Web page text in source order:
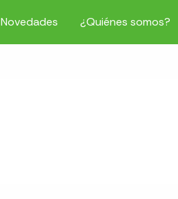
Novedades ¿Quiénes somos?